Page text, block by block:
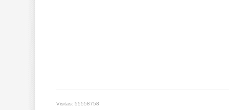
Visitas: 55558758